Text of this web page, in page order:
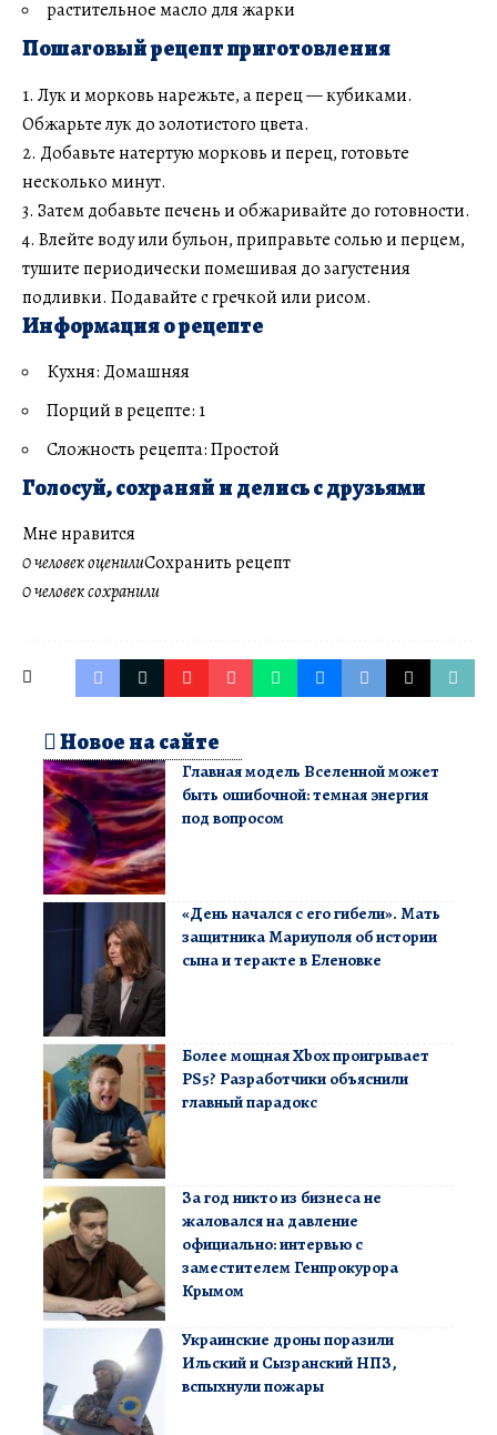
растительное масло для жарки
Пошаговый рецепт приготовления
1. Лук и морковь нарежьте, а перец — кубиками.
Обжарьте лук до золотистого цвета.
2. Добавьте натертую морковь и перец, готовьте
несколько минут.
3. Затем добавьте печень и обжаривайте до готовности.
4. Влейте воду или бульон, приправьте солью и перцем,
тушите периодически помешивая до загустения
подливки. Подавайте с гречкой или рисом.
Информация о рецепте
Кухня: Домашняя
Порций в рецепте: 1
Сложность рецепта: Простой
Голосуй, сохраняй и делись с друзьями
Мне нравится
0 человек оценилиСохранить рецепт
0 человек сохранили
Новое на сайте
Главная модель Вселенной может
быть ошибочной: темная энергия
под вопросом
«День начался с его гибели». Мать
защитника Мариуполя об истории
сына и теракте в Еленовке
Более мощная Xbox проигрывает
PS5? Разработчики объяснили
главный парадокс
За год никто из бизнеса не
жаловался на давление
официально: интервью с
заместителем Генпрокурора
Крымом
Украинские дроны поразили
Ильский и Сызранский НПЗ,
вспыхнули пожары